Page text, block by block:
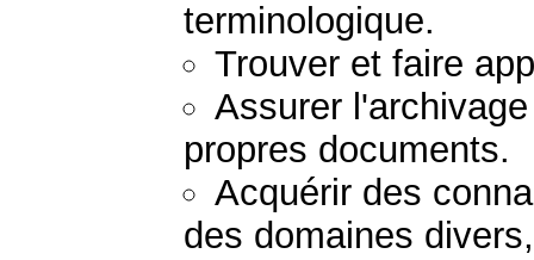
terminologique.
Trouver et faire
Assurer
propres documents.
Acquérir des
des domaines